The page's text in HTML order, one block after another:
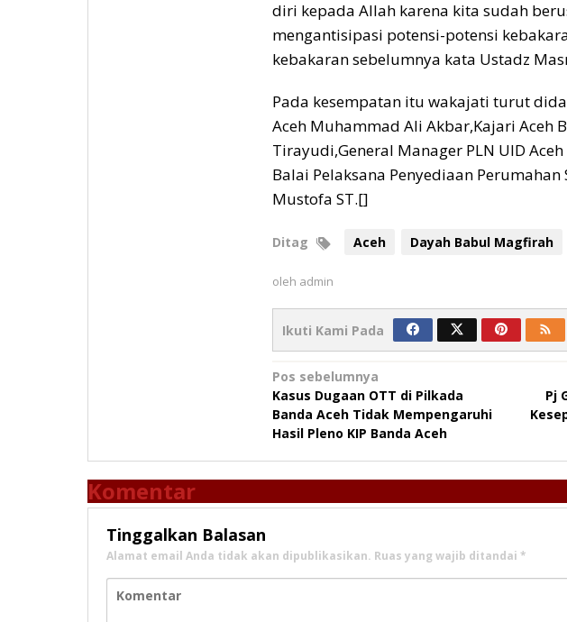
diri kepada Allah karena kita sudah
mengantisipasi potensi-potensi
kebakaran sebelumnya kata Ustadz
Pada kesempatan itu wakajati turut
Aceh Muhammad Ali Akbar,Kajari Aceh
Tirayudi,General Manager PLN UID
Balai Pelaksana Penyediaan
Mustofa ST.[]
Ditag Aceh Dayah Babul Magfirah
oleh admin
Ikuti Kami Pada
Navigasi
pos
Pos sebelumnya
Kasus Dugaan OTT di Pilkada
Banda Aceh Tidak Mempengaruhi
Hasil Pleno KIP Banda Aceh
Pj
Komentar
Tinggalkan Balasan
Alamat email Anda tidak akan dipublikasikan. Ruas yang wajib ditandai *